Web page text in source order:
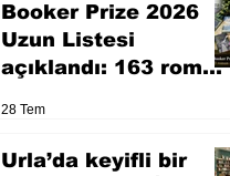
Booker Prize 2026
Uzun Listesi
açıklandı: 163 roman
28 Tem
Urla’da keyifli bir